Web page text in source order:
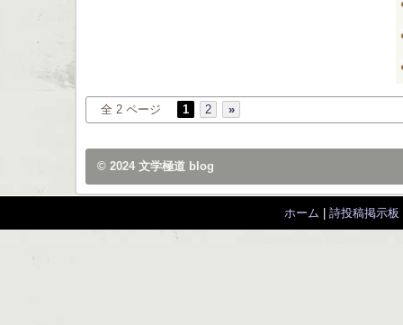
全 2 ページ 1 2 »
© 2024 文学極道 blog
ホーム 詩投稿掲示板